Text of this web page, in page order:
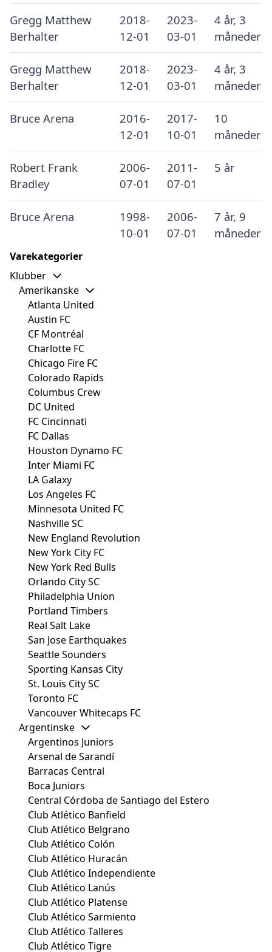
Gregg Matthew
Berhalter
2018-
12-01
2023-
03-01
4 år, 3
måneder
Gregg Matthew
Berhalter
2018-
12-01
2023-
03-01
4 år, 3
måneder
Bruce Arena
2016-
12-01
2017-
10-01
10
måneder
Robert Frank
Bradley
2006-
07-01
2011-
07-01
5 år
Bruce Arena
1998-
10-01
2006-
07-01
7 år, 9
måneder
Varekategorier
Klubber
Amerikanske
Atlanta United
Austin FC
CF Montréal
Charlotte FC
Chicago Fire FC
Colorado Rapids
Columbus Crew
DC United
FC Cincinnati
FC Dallas
Houston Dynamo FC
Inter Miami FC
LA Galaxy
Los Angeles FC
Minnesota United FC
Nashville SC
New England Revolution
New York City FC
New York Red Bulls
Orlando City SC
Philadelphia Union
Portland Timbers
Real Salt Lake
San Jose Earthquakes
Seattle Sounders
Sporting Kansas City
St. Louis City SC
Toronto FC
Vancouver Whitecaps FC
Argentinske
Argentinos Juniors
Arsenal de Sarandí
Barracas Central
Boca Juniors
Central Córdoba de Santiago del Estero
Club Atlético Banfield
Club Atlético Belgrano
Club Atlético Colón
Club Atlético Huracán
Club Atlético Independiente
Club Atlético Lanús
Club Atlético Platense
Club Atlético Sarmiento
Club Atlético Talleres
Club Atlético Tigre